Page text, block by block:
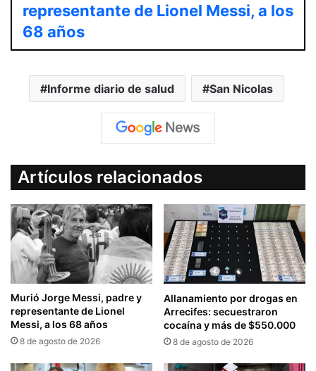
representante de Lionel Messi, a los
68 años
Informe diario de salud San Nicolas
Artículos relacionados
Murió Jorge Messi, padre y
representante de Lionel
Messi, a los 68 años
8 de agosto de 2026
Allanamiento por drogas en
Arrecifes: secuestraron
cocaína y más de $550.000
8 de agosto de 2026